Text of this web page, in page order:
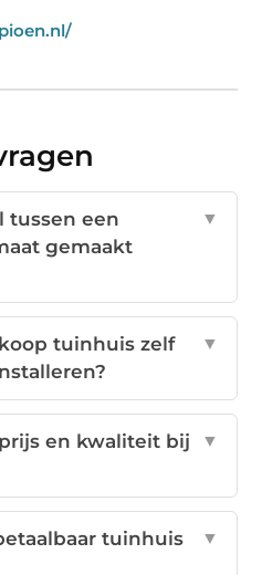
tussen een
gemaakt
▼
tuinhuis zelf
▼
en kwaliteit bij
▼
tuinhuis
▼